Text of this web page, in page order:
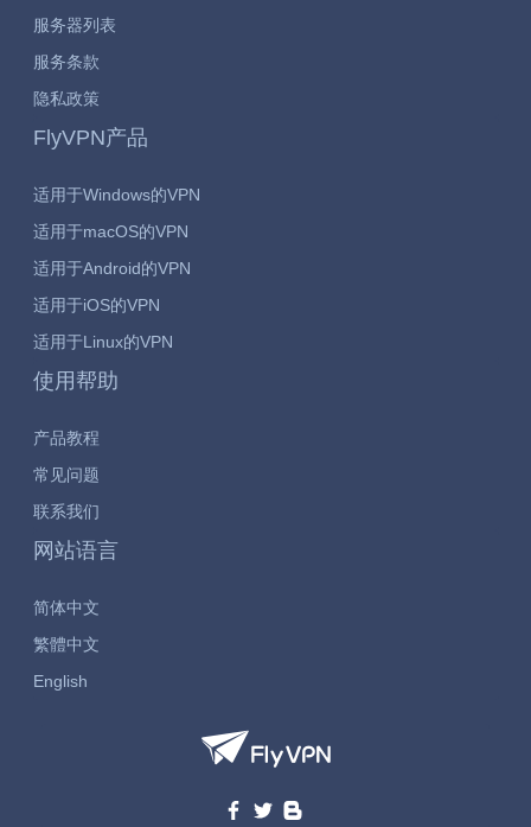
服务器列表
服务条款
隐私政策
FlyVPN产品
适用于Windows的VPN
适用于macOS的VPN
适用于Android的VPN
适用于iOS的VPN
适用于Linux的VPN
使用帮助
产品教程
常见问题
联系我们
网站语言
简体中文
繁體中文
English